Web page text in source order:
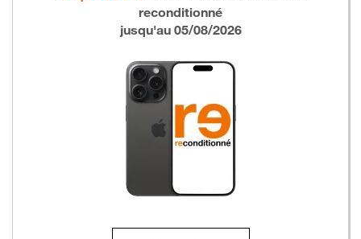
reconditionné
jusqu'au 05/08/2026